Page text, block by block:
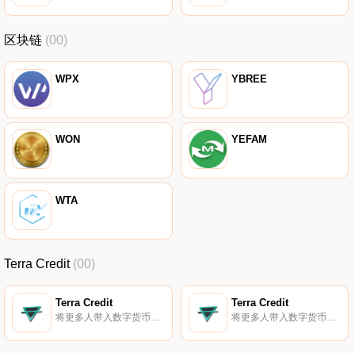
区块链 (00)
WPX YBREE
WON YEFAM
WTA
Terra Credit (00)
Terra Credit Terra Credit